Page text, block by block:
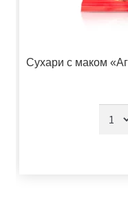
Сухари с маком